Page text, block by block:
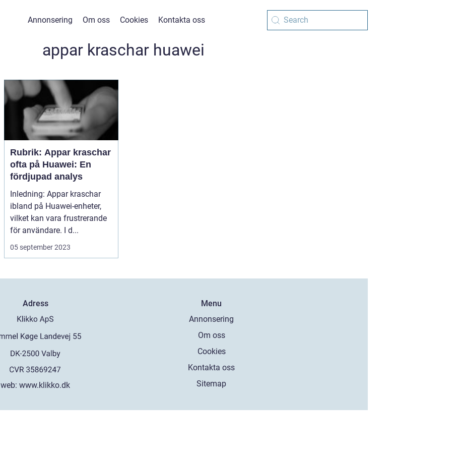
Annonsering Om oss Cookies Kontakta oss
appar kraschar huawei
Rubrik: Appar kraschar
ofta på Huawei: En
fördjupad analys
Inledning: Appar kraschar
ibland på Huawei-enheter,
vilket kan vara frustrerande
för användare. I d...
05 september 2023
Adress
web:www.klikko.dk
Menu
Annonsering
Om oss
Cookies
Kontakta oss
Sitemap